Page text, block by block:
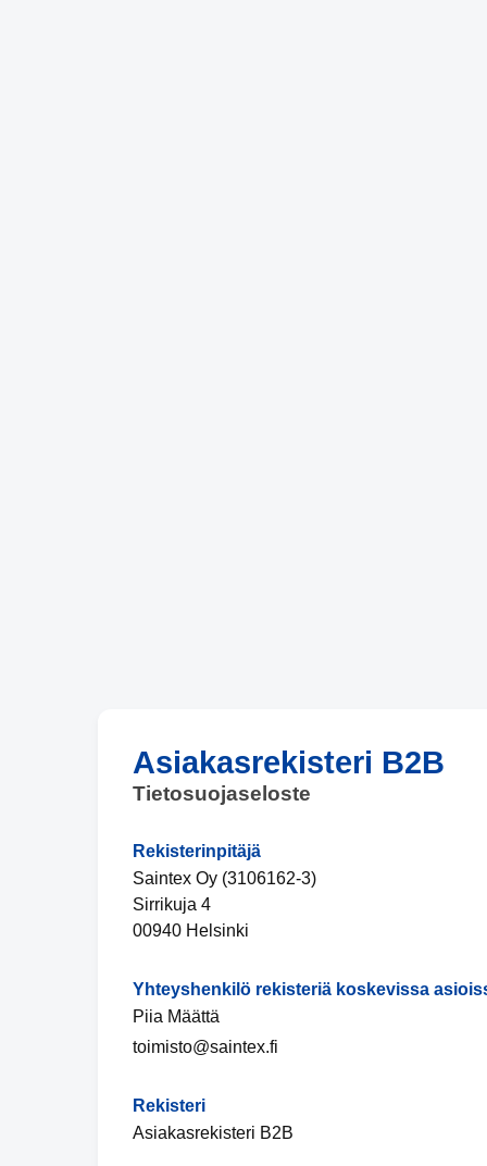
Asiakasrekisteri B2B
Tietosuojaseloste
Rekisterinpitäjä
Saintex Oy (3106162-3)
Sirrikuja 4
00940 Helsinki
Yhteyshenkilö rekisteriä koskevissa
Piia Määttä
toimisto@saintex.fi
Rekisteri
Asiakasrekisteri B2B